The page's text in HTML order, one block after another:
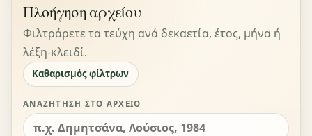
Πλοήγηση αρχείου
Φιλτράρετε τα τεύχη ανά δεκαετία, έτος, μήνα ή
λέξη-κλειδί.
Καθαρισμός φίλτρων
ΑΝΑΖΉΤΗΣΗ ΣΤΟ ΑΡΧΕΊΟ